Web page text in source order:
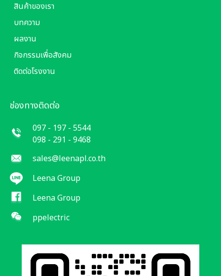
สินค้าของเรา
บทความ
ผลงาน
กิจกรรมเพื่อสังคม
ติดต่อโรงงาน
ช่องทางติดต่อ
097 - 197 - 5544
098 - 291 - 9468
sales@leenapl.co.th
Leena Group
Leena Group
ppelectric